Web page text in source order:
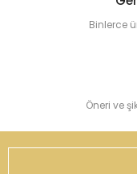
Binlerce
Öneri ve